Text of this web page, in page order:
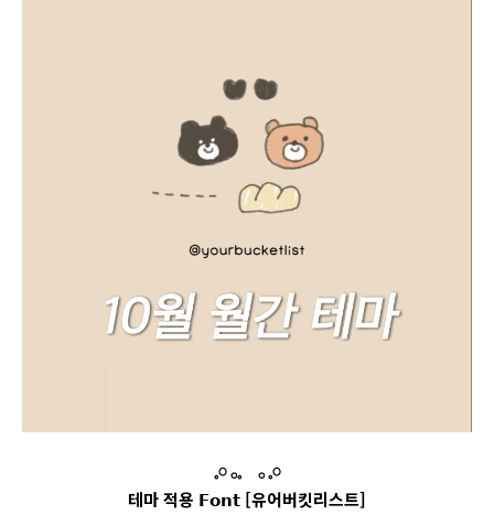
𓈒𓏸𓂂𓈒 𓂂𓈒𓏸
테마 적용 𝗙𝗼𝗻𝘁 [유어버킷리스트]